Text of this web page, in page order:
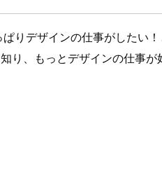
りデザインの仕事がしたい
り、もっとデザインの仕事